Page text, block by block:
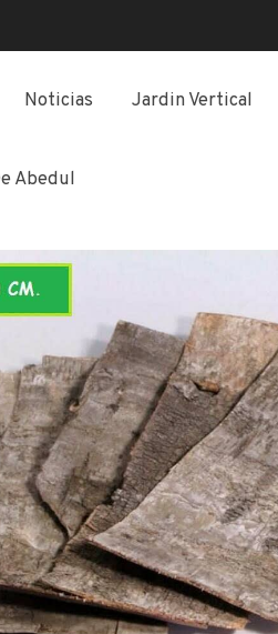
Noticias Jardin Vertical
Abedul